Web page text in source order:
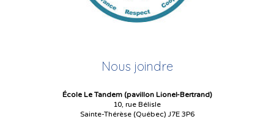
Nous joindre
École Le Tandem (pavillon Lionel-Bertrand)
10, rue Bélisle
Sainte-Thérèse (Québec) J7E 3P6